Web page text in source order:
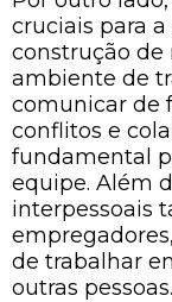
cruciais para
construção de
ambiente de
comunicar de
conflitos e
fundamental
equipe. Além
interpessoais
de trabalhar
outras pessoas.